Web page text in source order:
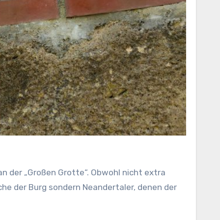
der „Großen Grotte“. Obwohl nicht extra
der Burg sondern Neandertaler, denen der